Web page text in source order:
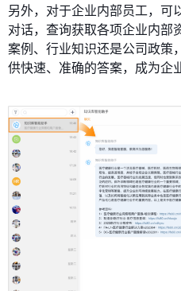
另外，对于企业内部员工，可
对话，查询获取各项企业内部
案例、行业知识还是公司政策
供快速、准确的答案，成为企